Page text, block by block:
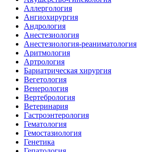
Аллергология
Ангиохирургия
Андрология
Анестезиология
Анестезиология-реаниматология
Аритмология
Артрология
Бариатрическая хирургия
Вегетология
Венерология
Вертебрология
Ветеринария
Гастроэнтерология
Гематология
Гемостазиология
Генетика